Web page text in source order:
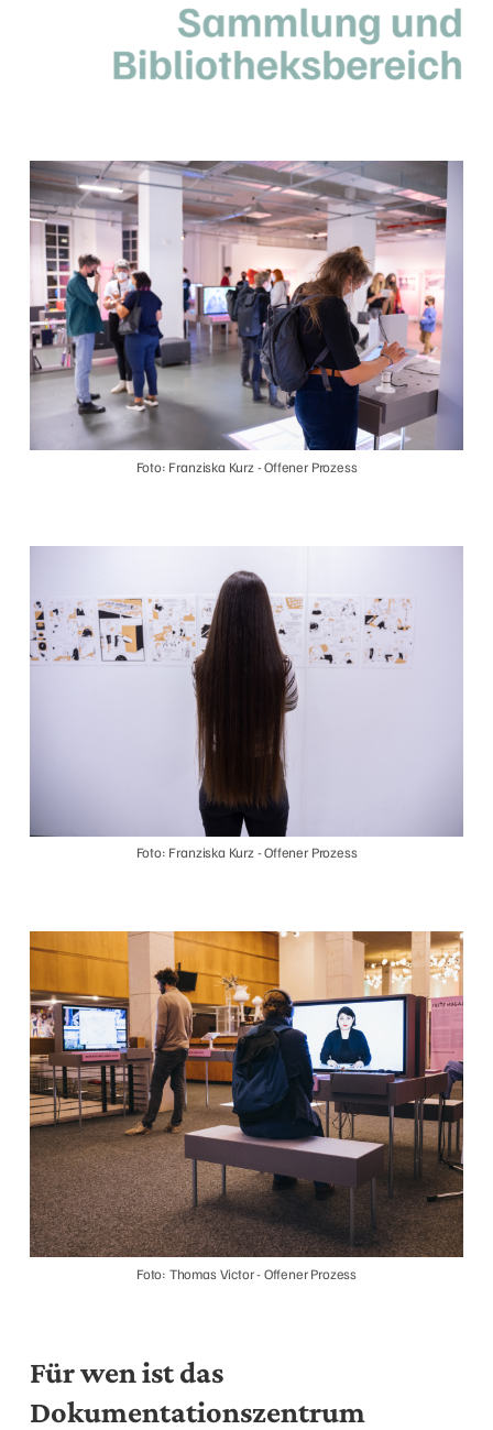
Foto: Franziska Kurz - Offener Prozess
Foto: Franziska Kurz - Offener Prozess
Foto: Thomas Victor - Offener Prozess
Für wen ist das
Dokumentationszentrum